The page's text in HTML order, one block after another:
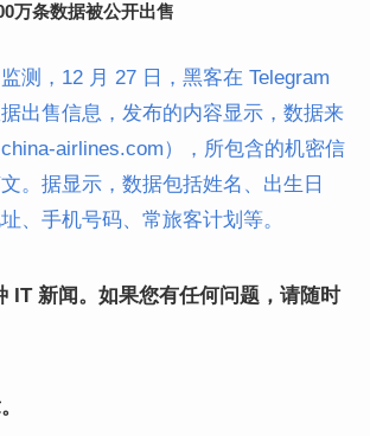
万条数据被公开出售
测，12 月 27 日，黑客在 Telegram
据出售信息，发布的内容显示，数据来
airlines.com），所包含的机密信
。据显示，数据包括姓名、出生日
、手机号码、常旅客计划等。
IT 新闻。如果您有任何问题，请随时